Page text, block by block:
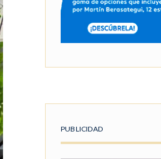
PUBLICIDAD